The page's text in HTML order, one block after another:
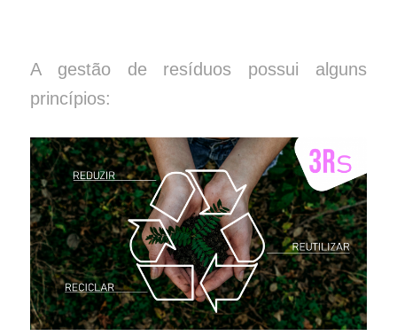
A gestão de resíduos possui alguns
princípios: